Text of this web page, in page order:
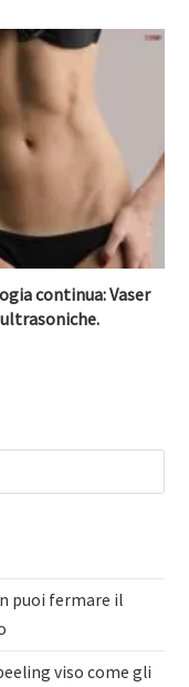
continua: Vaser
puoi fermare il
viso come gli